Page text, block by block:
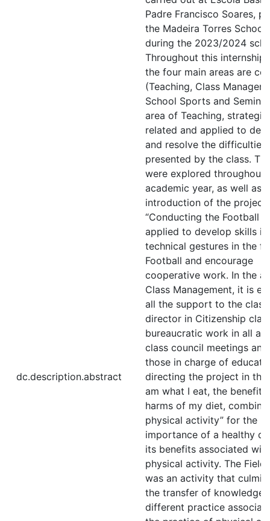
dc.description.abstract
Padre Francisco Soares,
the Madeira Torres School
during the 2023/2024
Throughout this internship
the four main areas are
(Teaching, Class
School Sports and
area of Teaching,
related and applied to
and resolve the difficulties
presented by the class.
were explored throughout
academic year, as well as
introduction of the project
“Conducting the Football
applied to develop skills in
technical gestures in the
Football and encourage
cooperative work. In the
Class Management, it is
all the support to the class
director in Citizenship
bureaucratic work in all
class council meetings
those in charge of
directing the project in this
am what I eat, the benefits
harms of my diet,
physical activity” for the
importance of a healthy
its benefits associated with
physical activity. The Field
was an activity that
the transfer of knowledge
different practice